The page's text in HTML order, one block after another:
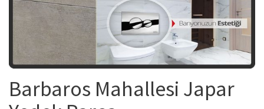
Barbaros Mahallesi Japar